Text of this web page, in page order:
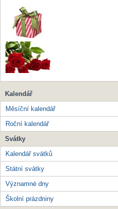
Kalendář
Měsíční kalendář
Roční kalendář
Svátky
Kalendář svátků
Státní svátky
Významné dny
Školní prázdniny